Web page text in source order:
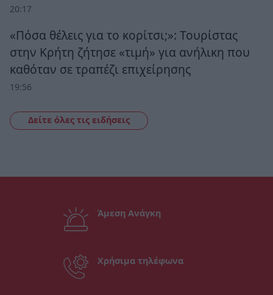
20:17
«Πόσα θέλεις για το κορίτσι;»: Τουρίστας
στην Κρήτη ζήτησε «τιμή» για ανήλικη που
καθόταν σε τραπέζι επιχείρησης
19:56
Δείτε όλες τις ειδήσεις
Άμεση Ανάγκη
Χρήσιμα τηλέφωνα